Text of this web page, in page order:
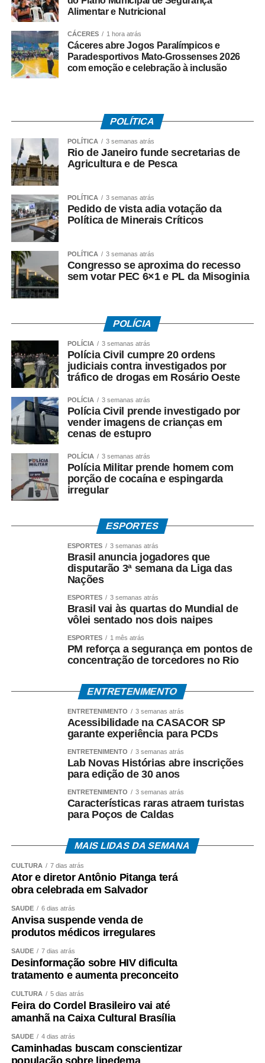
da saúde e outros grupos com maior risco de exposição.
Vacinação
A principal vacina contra o sarampo é a tríplice viral, que
todas as crianças recebam uma dose aos 12 meses de
idade. Aos 15 meses, devem ser vacinadas com a tetra
viral, que previne também contra a varicela.
Todas as pessoas de 1 a 29 anos que não possuam
comprovante de vacinação com duas doses devem
receber o esquema básico ou completá-lo.
Entre 30 e 59 anos, a vacinação das pessoas sem
histórico comprovado é feita com apenas uma dose. No
entanto, os trabalhadores da saúde devem comprovar
duas doses da vacina, independentemente da idade, em
razão do maior risco de exposição ocupacional.
Em situações específicas definidas pelas autoridades
sanitárias, como ações de bloqueio vacinal, varredura em
áreas delimitadas ou viagens para locais com surto ativo,
crianças de 6 a 11 meses e 29 dias podem receber a
chamada “dose zero”, que não substitui as doses
previstas no calendário regular.
A vacina só é contraindicada para gestantes, crianças
menores de 6 meses, pessoas com imunossupressão
grave ou com histórico de reação alérgica grave a algum
dos componentes.
Fonte: EBC Saúde
WhatsApp
Facebook
Twitter
Messenger
LinkedIn
Share
Alimentar e Nutricional
CÁCERES 1 hora atrás
Cáceres abre Jogos Paralímpicos e
Paradesportivos Mato-Grossenses 2026
com emoção e celebração à inclusão
POLÍTICA
POLÍTICA 3 semanas atrás
Rio de Janeiro funde secretarias de
Agricultura e de Pesca
POLÍTICA 3 semanas atrás
Pedido de vista adia votação da
Política de Minerais Críticos
POLÍTICA 3 semanas atrás
Congresso se aproxima do recesso
sem votar PEC 6×1 e PL da Misoginia
POLÍCIA
POLÍCIA 3 semanas atrás
Polícia Civil cumpre 20 ordens
judiciais contra investigados por
tráfico de drogas em Rosário Oeste
POLÍCIA 3 semanas atrás
Polícia Civil prende investigado por
vender imagens de crianças em
cenas de estupro
POLÍCIA 3 semanas atrás
Polícia Militar prende homem com
porção de cocaína e espingarda
irregular
ESPORTES
ESPORTES 3 semanas atrás
Brasil anuncia jogadores que
disputarão 3ª semana da Liga das
Nações
ESPORTES 3 semanas atrás
Brasil vai às quartas do Mundial de
vôlei sentado nos dois naipes
ESPORTES 1 mês atrás
PM reforça a segurança em pontos de
concentração de torcedores no Rio
ENTRETENIMENTO
ENTRETENIMENTO 3 semanas atrás
Acessibilidade na CASACOR SP
garante experiência para PCDs
ENTRETENIMENTO 3 semanas atrás
Lab Novas Histórias abre inscrições
para edição de 30 anos
ENTRETENIMENTO 3 semanas atrás
Características raras atraem turistas
para Poços de Caldas
MAIS LIDAS DA SEMANA
CULTURA 7 dias atrás
Ator e diretor Antônio Pitanga terá
obra celebrada em Salvador
SAÚDE 6 dias atrás
Anvisa suspende venda de
produtos médicos irregulares
SAÚDE 7 dias atrás
Desinformação sobre HIV dificulta
tratamento e aumenta preconceito
CULTURA 5 dias atrás
Feira do Cordel Brasileiro vai até
amanhã na Caixa Cultural Brasília
SAÚDE 4 dias atrás
Caminhadas buscam conscientizar
população sobre lipedema